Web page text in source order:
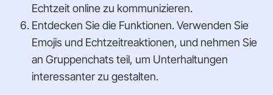
Echtzeit online zu kommunizieren.
Entdecken Sie die Funktionen. Verwenden Sie
Emojis und Echtzeitreaktionen, und nehmen Sie
an Gruppenchats teil, um Unterhaltungen
interessanter zu gestalten.